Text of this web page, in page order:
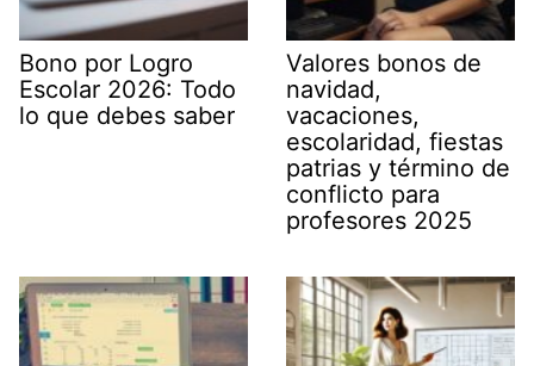
Bono por Logro
Escolar 2026: Todo
lo que debes saber
Valores bonos de
navidad,
vacaciones,
escolaridad, fiestas
patrias y término de
conflicto para
profesores 2025